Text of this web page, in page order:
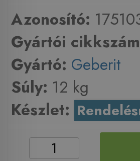
Azonosító:
Gyártói
Gyártó: Geberit
Súly: 12 kg
Készlet: